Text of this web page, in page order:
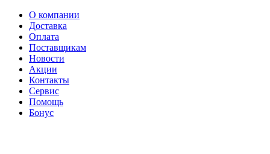
О компании
Доставка
Оплата
Поставщикам
Новости
Акции
Контакты
Сервис
Помощь
Бонус